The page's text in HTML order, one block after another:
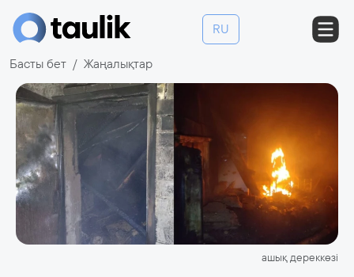
RU
Басты бет Жаңалықтар
ашық дереккөзі